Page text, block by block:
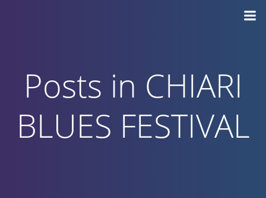
Posts in CHIARI
BLUES FESTIVAL